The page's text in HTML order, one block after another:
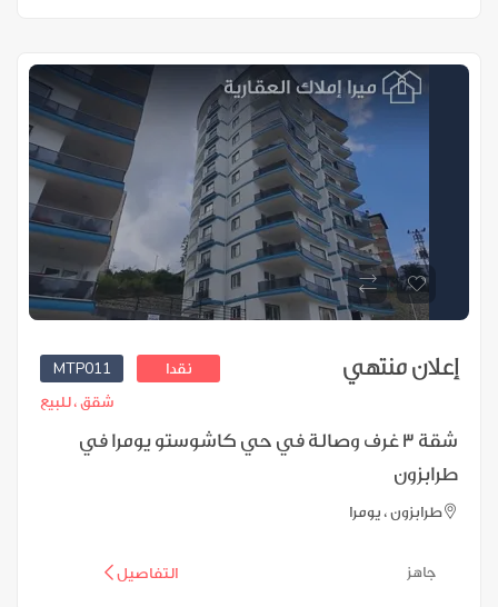
MTP011 نقدا إعلان منتهي
شقق ،للبيع
شقة 3 غرف وصالة في حي كاشوستو يومرا في
طرابزون
طرابزون ، يومرا
التفاصيل